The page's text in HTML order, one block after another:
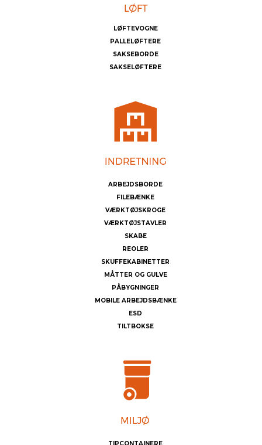
LØFTEVOGNE
PALLELØFTERE
SAKSEBORDE
SAKSELØFTERE
ARBEJDSBORDE
FILEBÆNKE
VÆRKTØJSKROGE
VÆRKTØJSTAVLER
SKABE
REOLER
SKUFFEKABINETTER
MÅTTER OG GULVE
PÅBYGNINGER
MOBILE ARBEJDSBÆNKE
ESD
TILTBOKSE